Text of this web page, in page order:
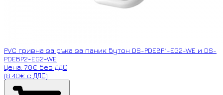
PVC гривна за ръка за паник бутон DS-PDEBP1-EG2-WE и DS-
PDEBP2-EG2-WE
Цена: 7.0€ без ДДС
(8.40€ с ДДС)